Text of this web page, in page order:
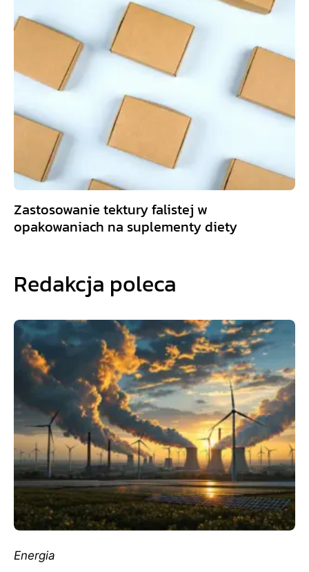
Zastosowanie tektury falistej w
opakowaniach na suplementy diety
Redakcja poleca
Energia